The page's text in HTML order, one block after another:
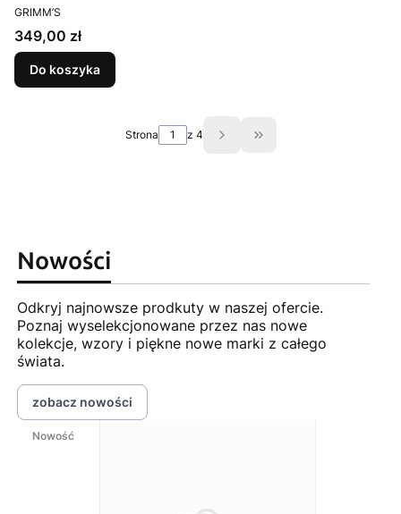
PRODUCENT
GRIMM’S
Cena
349,00 zł
Do koszyka
Strona z 4 Przejdź do ostatniej
Nowości
Odkryj najnowsze prodkuty w naszej ofercie.
Poznaj wyselekcjonowane przez nas nowe
kolekcje, wzory i piękne nowe marki z całego
świata.
zobacz nowości
Nowość